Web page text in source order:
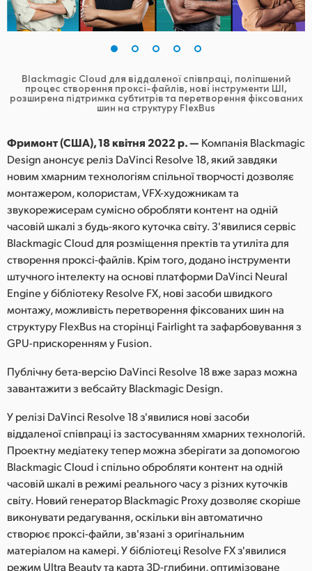
Finland
Germany
Hong Kong SAR, China
Italy
Japan
Korea
Malaysia
Netherlands
New Zealand
Norway
Portugal
Singapore
South Africa
Spain
Sweden
Blackmagic Cloud для віддаленої співпраці, поліпшений
процес створення проксі-файлів, нові інструменти ШІ,
розширена підтримка субтитрів та перетворення фіксованих
шин на структуру FlexBus
Фримонт (США), 18 квітня 2022 р. — Компанія Blackmagic
Design анонсує реліз DaVinci Resolve 18, який завдяки
новим хмарним технологіям спільної творчості дозволяє
монтажером, колористам, VFX-художникам та
звукорежисерам сумісно обробляти контент на одній
часовій шкалі з будь-якого куточка світу. З'явилися сервіс
Blackmagic Cloud для розміщення пректів та утиліта для
створення проксі-файлів. Крім того, додано інструменти
штучного інтелекту на основі платформи DaVinci Neural
Engine у бібліотеку Resolve FX, нові засоби швидкого
монтажу, можливість перетворення фіксованих шин на
структуру FlexBus на сторінці Fairlight та зафарбовування з
GPU-прискоренням у Fusion.
Публічну бета-версію DaVinci Resolve 18 вже зараз можна
завантажити з вебсайту Blackmagic Design.
У релізі DaVinci Resolve 18 з'явилися нові засоби
віддаленої співпраці із застосуванням хмарних технологій.
Проектну медіатеку тепер можна зберігати за допомогою
Blackmagic Cloud і спільно обробляти контент на одній
часовій шкалі в режимі реального часу з різних куточків
світу. Новий генератор Blackmagic Proxy дозволяє скоріше
виконувати редагування, оскільки він автоматично
створює проксі-файли, зв'язані з оригінальним
матеріалом на камері. У бібліотеці Resolve FX з'явилися
режим Ultra Beauty та карта 3D-глибини, оптимізоване